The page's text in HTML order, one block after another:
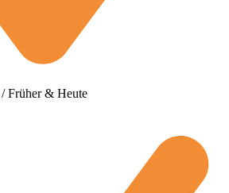
Früher & Heute